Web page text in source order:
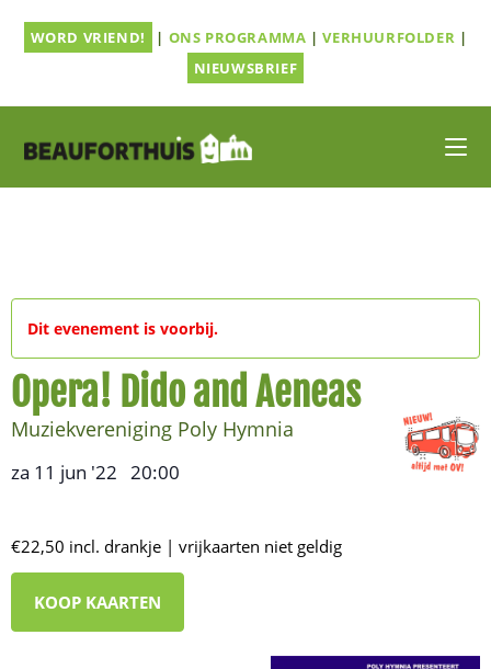
naarWORD VRIEND! | ONS PROGRAMMA |VERHUURFOLDER |
NIEUWSBRIEF
Dit evenement is voorbij.
Opera! Dido and Aeneas
Muziekvereniging Poly Hymnia
za 11 jun '22 20:00
€22,50 incl. drankje | vrijkaarten niet geldig
KOOP KAARTEN